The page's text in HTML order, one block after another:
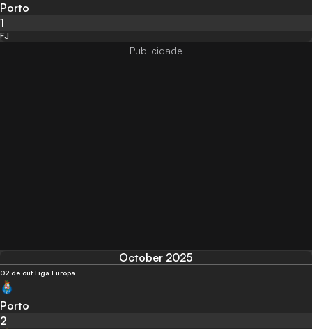
Porto
1
FJ
October 2025
02 de out. Liga Europa
Porto
2